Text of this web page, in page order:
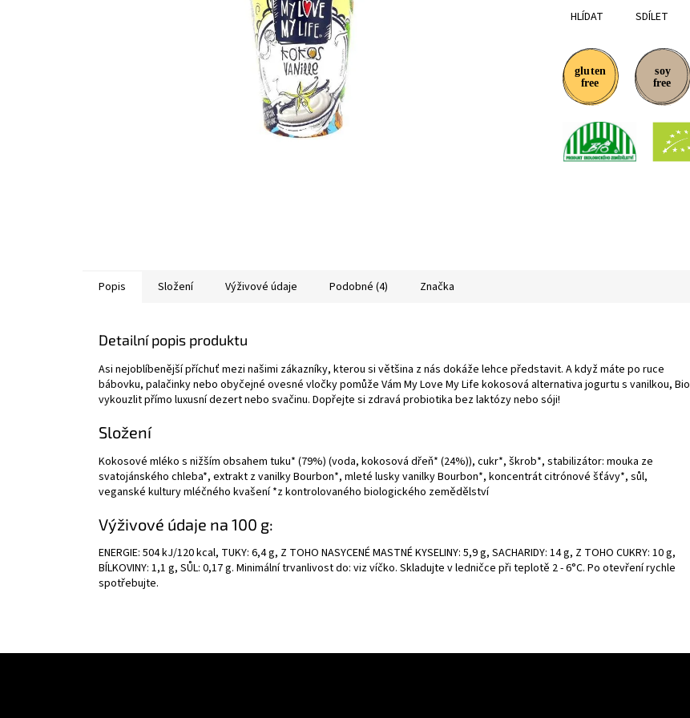
HLÍDAT SDÍLET
Popis Složení Výživové údaje Podobné (4) Značka
Detailní popis produktu
Asi nejoblíbenější příchuť mezi našimi zákazníky, kterou si většina z nás dokáže lehce představit. A když máte po ruce
bábovku, palačinky nebo obyčejné ovesné vločky pomůže Vám My Love My Life kokosová alternativa jogurtu s vanilkou, Bio
vykouzlit přímo luxusní dezert nebo svačinu. Dopřejte si zdravá probiotika bez laktózy nebo sóji!
Složení
Kokosové mléko s nižším obsahem tuku* (79%) (voda, kokosová dřeň* (24%)), cukr*, škrob*, stabilizátor: mouka ze
svatojánského chleba*, extrakt z vanilky Bourbon*, mleté lusky vanilky Bourbon*, koncentrát citrónové šťávy*, sůl,
veganské kultury mléčného kvašení *z kontrolovaného biologického zemědělství
Výživové údaje na 100 g:
ENERGIE: 504 kJ/120 kcal, TUKY: 6,4 g, Z TOHO NASYCENÉ MASTNÉ KYSELINY: 5,9 g, SACHARIDY: 14 g, Z TOHO CUKRY: 10 g,
BÍLKOVINY: 1,1 g, SŮL: 0,17 g. Minimální trvanlivost do: viz víčko. Skladujte v ledničce při teplotě 2 - 6°C. Po otevření rychle
spotřebujte.